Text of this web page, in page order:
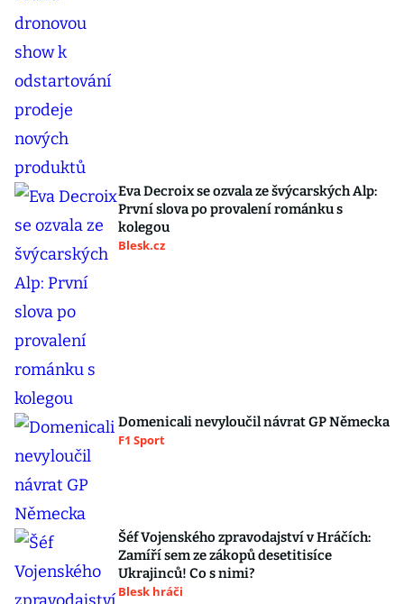
Eva Decroix se ozvala ze švýcarských Alp:
První slova po provalení románku s
kolegou
Blesk.cz
Domenicali nevyloučil návrat GP Německa
F1 Sport
Šéf Vojenského zpravodajství v Hráčích:
Zamíří sem ze zákopů desetitisíce
Ukrajinců! Co s nimi?
Blesk hráči